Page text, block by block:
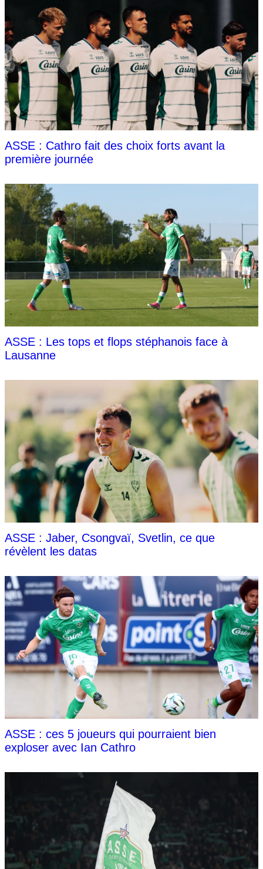
ASSE : Cathro fait des choix forts avant la
première journée
ASSE : Les tops et flops stéphanois face à
Lausanne
ASSE : Jaber, Csongvaï, Svetlin, ce que
révèlent les datas
ASSE : ces 5 joueurs qui pourraient bien
exploser avec Ian Cathro